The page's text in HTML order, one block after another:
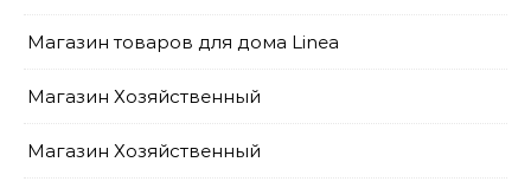
Магазин товаров для дома Linea
Магазин Хозяйственный
Магазин Хозяйственный